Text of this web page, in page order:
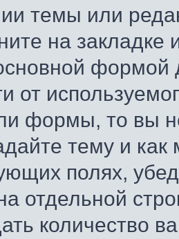
темы или
на
формой
от
формы, то вы
тему и
полях,
отдельной
количество